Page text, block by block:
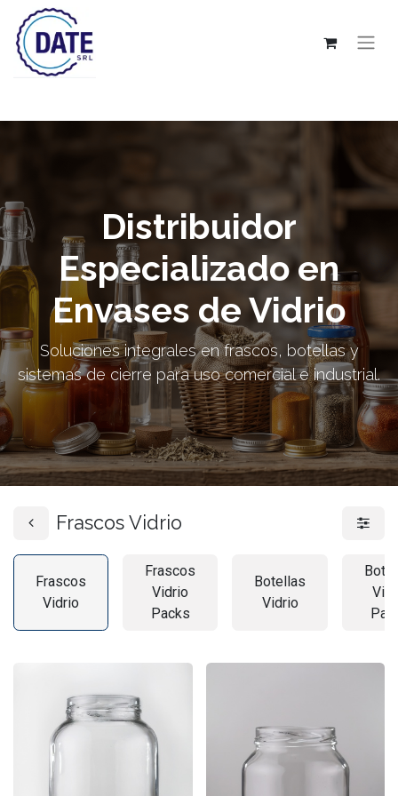
Distribuidor
Especializado en
Envases de Vidrio
Soluciones integrales en frascos, botellas y
sistemas de cierre para uso comercial e industrial.
Frascos Vidrio
Frascos
Vidrio
Frascos
Vidrio
Packs
Botellas
Vidrio